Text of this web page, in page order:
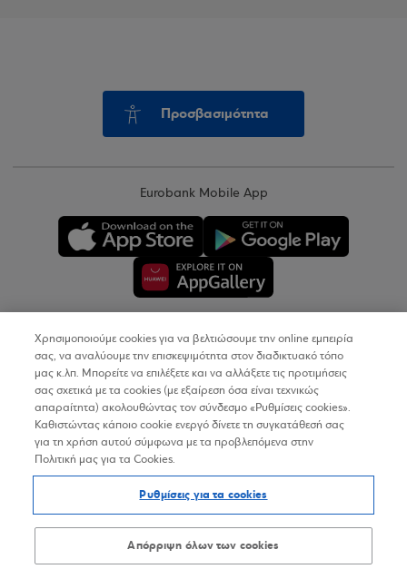
Προσβασιμότητα
Eurobank Mobile App
Copyright © 2026
Όροι Χρήσης
Προσωπικά Δεδομένα στον Διαδικτυακό Τόπο
Δήλωση Προσβασιμότητας
Sitemap
Χρησιμοποιούμε cookies για να βελτιώσουμε την online εμπειρία
σας, να αναλύουμε την επισκεψιμότητα στον διαδικτυακό τόπο
μας κ.λπ. Μπορείτε να επιλέξετε και να αλλάξετε τις προτιμήσεις
σας σχετικά με τα cookies (με εξαίρεση όσα είναι τεχνικώς
απαραίτητα) ακολουθώντας τον σύνδεσμο «Ρυθμίσεις cookies».
Καθιστώντας κάποιο cookie ενεργό δίνετε τη συγκατάθεσή σας
για τη χρήση αυτού σύμφωνα με τα προβλεπόμενα στην
Πολιτική μας για τα Cookies.
Ρυθμίσεις για τα cookies
Απόρριψη όλων των cookies